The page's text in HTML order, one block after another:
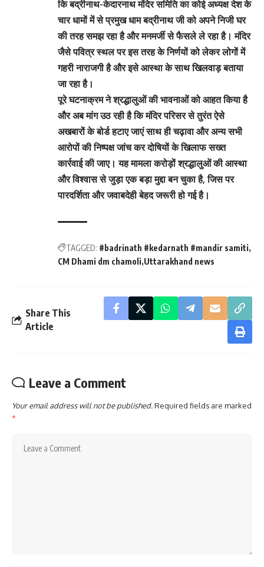
कि बद्रीनाथ-केदारनाथ मंदिर समिति का कोई अध्यक्ष देश के
चार धामों में से प्रमुख धाम बद्रीनाथ जी को अपने निजी घर
की तरह समझ रहा है और मनमर्जी से फैसले ले रहा है। मंदिर
जैसे पवित्र स्थल पर इस तरह के निर्णयों को लेकर लोगों में
गहरी नाराजगी है और इसे आस्था के साथ खिलवाड़ बताया
जा रहा है।
पूरे घटनाक्रम ने श्रद्धालुओं की भावनाओं को आहत किया है
और अब मांग उठ रही है कि मंदिर परिसर से तुरंत ऐसे
अखबारों के बोर्ड हटाए जाएं साथ ही चढ़ावा और अन्य सभी
आरोपों की निष्पक्ष जांच कर दोषियों के खिलाफ सख्त
कार्रवाई की जाए। यह मामला करोड़ों श्रद्धालुओं की आस्था
और विश्वास से जुड़ा एक बड़ा मुद्दा बन चुका है, जिस पर
पारदर्शिता और जवाबदेही बेहद जरूरी हो गई है।
TAGGED: #badrinath #kedarnath #mandir samiti
CM Dhami dm chamoli Uttarakhand news
Share This
Article
Leave a Comment
Your email address will not be published.Required fields are marked
*